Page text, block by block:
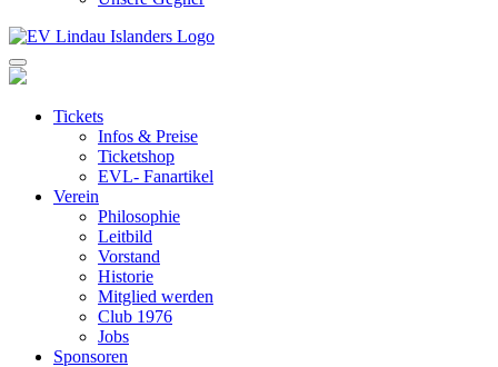
Tickets
Infos & Preise
Ticketshop
EVL- Fanartikel
Verein
Philosophie
Leitbild
Vorstand
Historie
Mitglied werden
Club 1976
Jobs
Sponsoren